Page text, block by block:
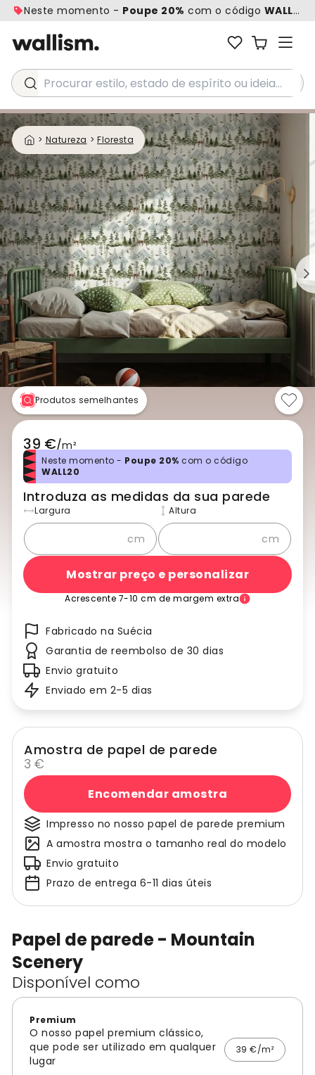
Neste momento - Poupe 20% com o código WALL20
Procurar estilo, estado de espírito ou ideia...
> Natureza > Floresta
Papel de parede - Mountain
Scenery
Disponível como
Premium
O nosso papel premium clássico,
que pode ser utilizado em qualquer
lugar
39 €/m²
Produtos semelhantes
39 €/m²
Neste momento - Poupe 20% com o código
WALL20
Introduza as medidas da sua parede
Largura
cm
Altura
cm
Mostrar preço e personalizar
Acrescente 7-10 cm de margem extra
Fabricado na Suécia
Garantia de reembolso de 30 dias
Envio gratuito
Enviado em 2-5 dias
Amostra de papel de parede
3 €
Encomendar amostra
Impresso no nosso papel de parede premium
A amostra mostra o tamanho real do modelo
Envio gratuito
Prazo de entrega 6-11 dias úteis